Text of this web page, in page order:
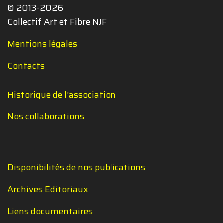
© 2013-2026
Collectif Art et Fibre NJF
Mentions légales
Contacts
Historique de l'association
Nos collaborations
Disponibilités de nos publications
Archives Editoriaux
Liens documentaires